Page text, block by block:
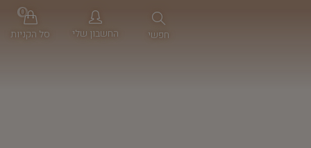
חפשי החשבון שלי סל הקניות
0